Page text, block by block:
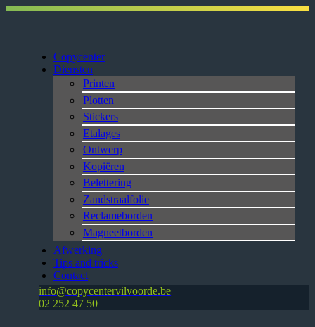
Copycenter
Diensten
Printen
Plotten
Stickers
Etalages
Ontwerp
Kopiëren
Belettering
Zandstraalfolie
Reclameborden
Magneetborden
Afwerking
Tips and tricks
Contact
info@copycentervilvoorde.be
02 252 47 50